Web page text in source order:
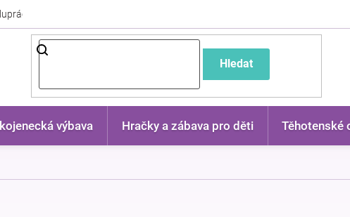
Hledat
výbava Hračky a zábava pro děti Těhotenské